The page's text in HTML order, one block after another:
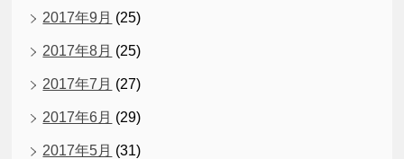
2017年9月 (25)
2017年8月 (25)
2017年7月 (27)
2017年6月 (29)
2017年5月 (31)